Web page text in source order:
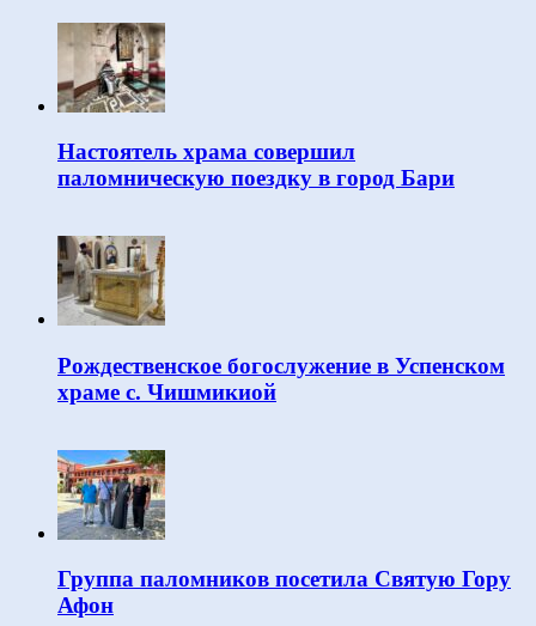
Настоятель храма совершил
паломническую поездку в город Бари
Рождественское богослужение в Успенском
храме с. Чишмикиой
Группа паломников посетила Святую Гору
Афон